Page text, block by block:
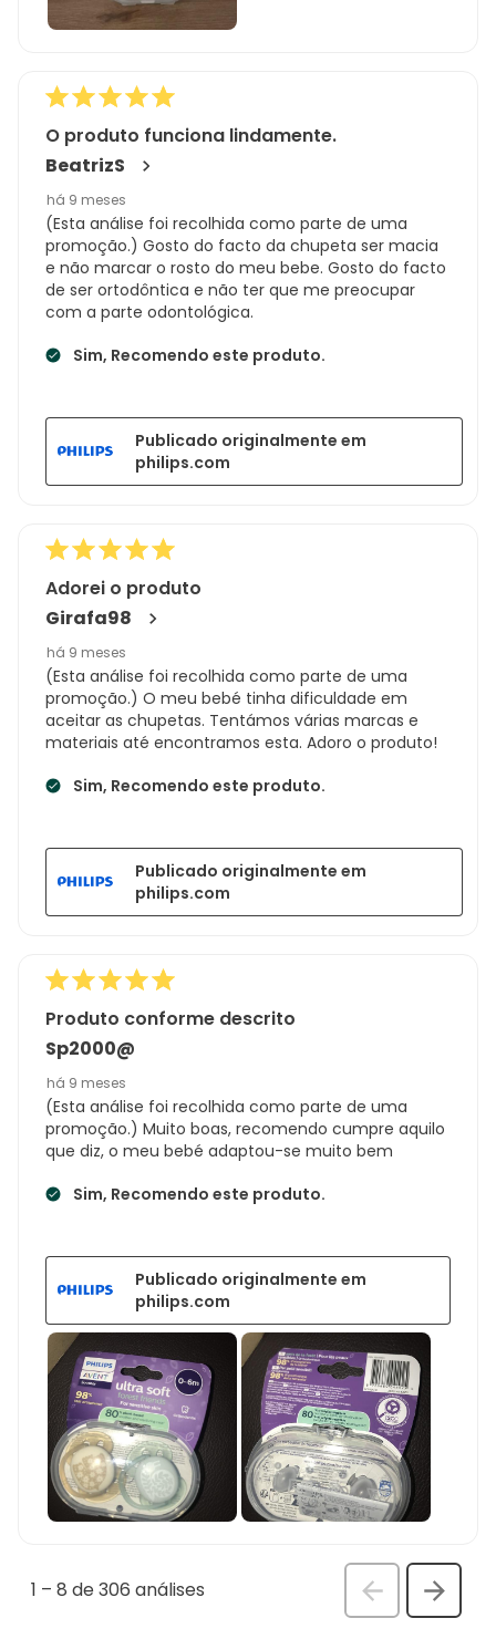
O produto funciona lindamente.
BeatrizS
há 9 meses
(Esta análise foi recolhida como parte de uma
promoção.) Gosto do facto da chupeta ser macia
e não marcar o rosto do meu bebe. Gosto do facto
de ser ortodôntica e não ter que me preocupar
com a parte odontológica.
Sim, Recomendo este produto.
Publicado originalmente em
philips.com
Adorei o produto
Girafa98
há 9 meses
(Esta análise foi recolhida como parte de uma
promoção.) O meu bebé tinha dificuldade em
aceitar as chupetas. Tentámos várias marcas e
materiais até encontramos esta. Adoro o produto!
Sim, Recomendo este produto.
Publicado originalmente em
philips.com
Produto conforme descrito
Sp2000@
há 9 meses
(Esta análise foi recolhida como parte de uma
promoção.) Muito boas, recomendo cumpre aquilo
que diz, o meu bebé adaptou-se muito bem
Sim, Recomendo este produto.
Publicado originalmente em
philips.com
1 – 8 de 306 análises
Anterior